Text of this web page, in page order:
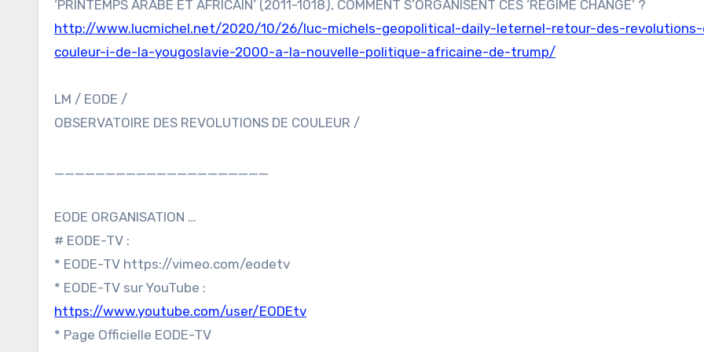
‘PRINTEMPS ARABE ET AFRICAIN’ (2011-1018), COMMENT S’ORGANISENT CES ‘REGIME CHANGE’ ?
http://www.lucmichel.net/2020/10/26/luc-michels-geopolitical-daily-leternel-retour-des-
couleur-i-de-la-yougoslavie-2000-a-la-nouvelle-politique-africaine-de-trump/
LM / EODE /
OBSERVATOIRE DES REVOLUTIONS DE COULEUR /
EODE ORGANISATION …
# EODE-TV :
* EODE-TV https://vimeo.com/eodetv
* EODE-TV sur YouTube :
https://www.youtube.com/user/EODEtv
* Page Officielle EODE-TV